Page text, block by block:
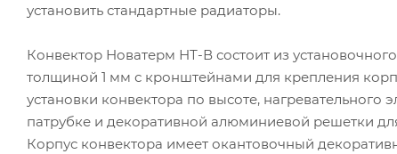
установить стандартные радиаторы.
Конвектор Новатерм НТ-В состоит из
толщиной 1 мм с кронштейнами для крепления
установки конвектора по высоте,
патрубке и декоративной алюминиевой решетки
Корпус конвектора имеет окантовочный